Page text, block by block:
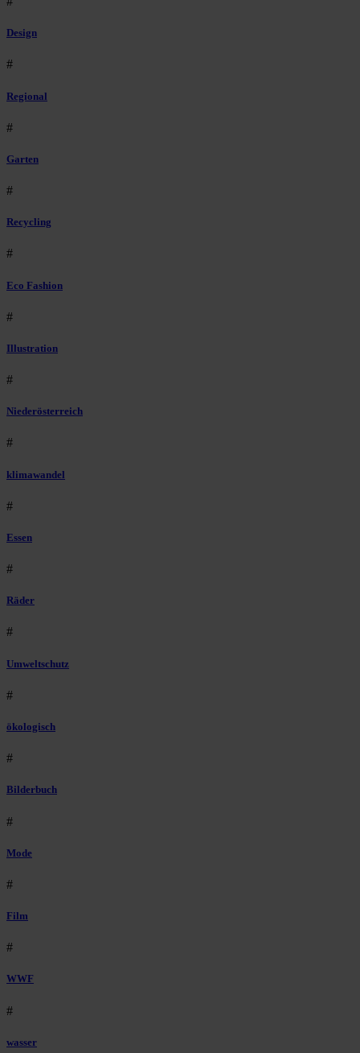
Design
#
Regional
#
Garten
#
Recycling
#
Eco Fashion
#
Illustration
#
Niederösterreich
#
klimawandel
#
Essen
#
Räder
#
Umweltschutz
#
ökologisch
#
Bilderbuch
#
Mode
#
Film
#
WWF
#
wasser